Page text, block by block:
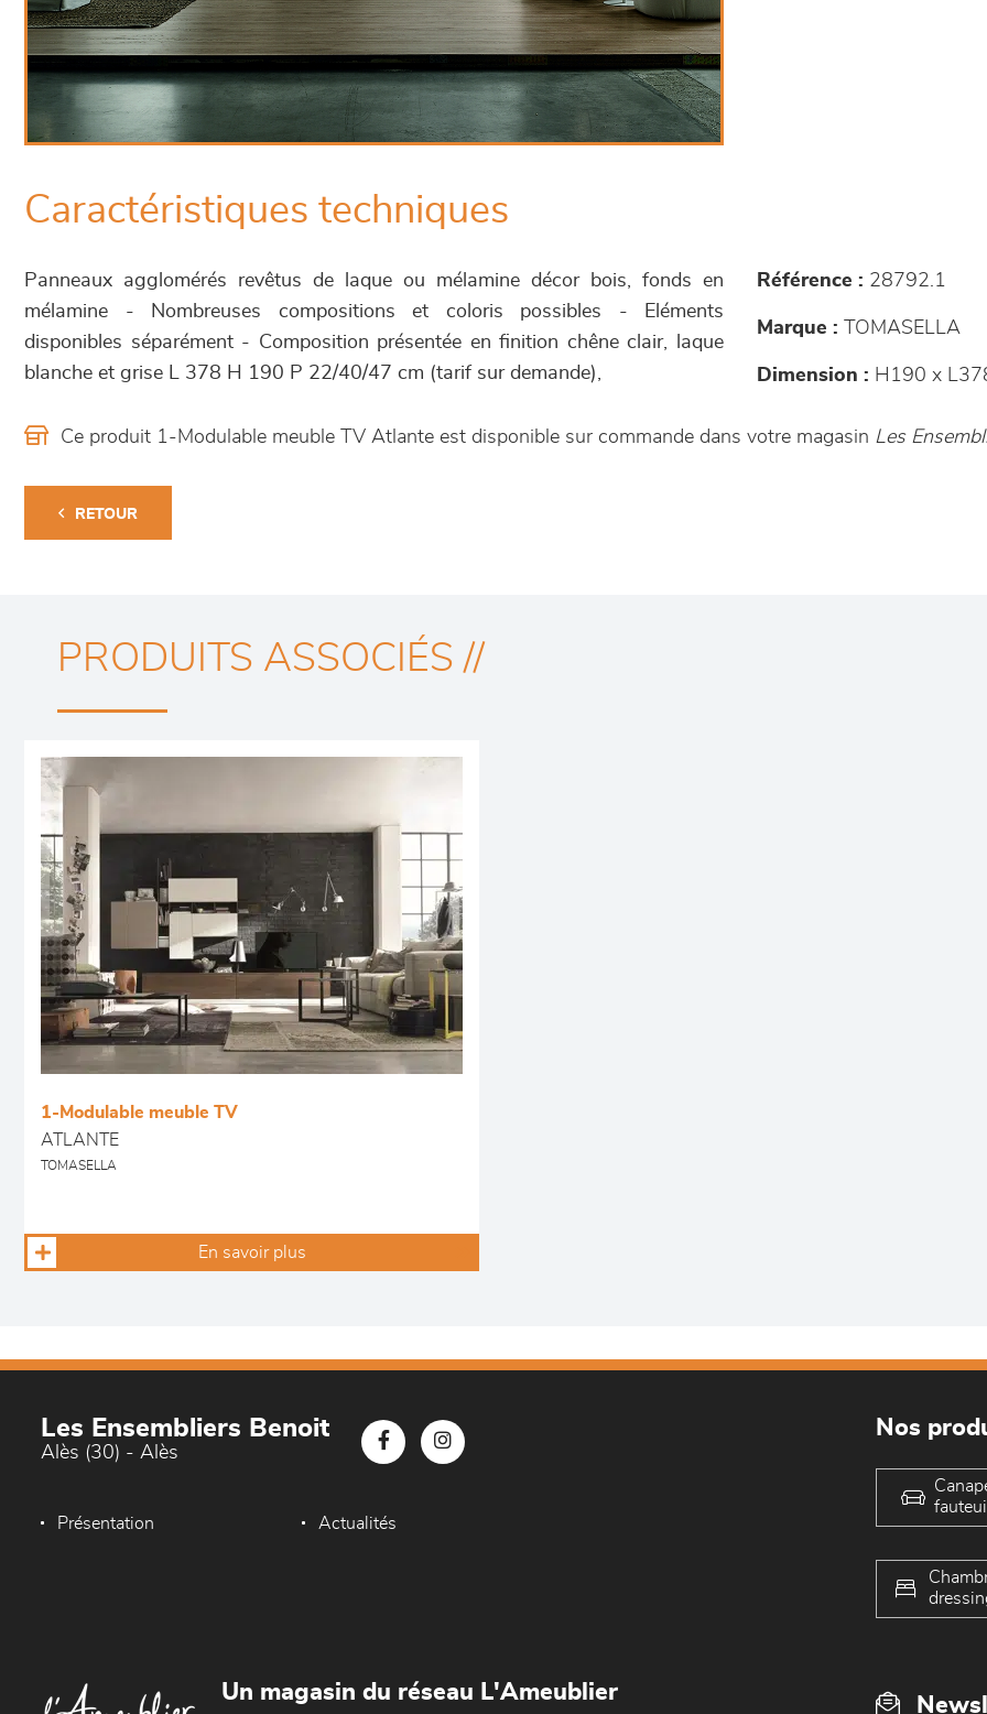
Caractéristiques techniques
Panneaux agglomérés revêtus de laque ou mélamine décor bois, fonds en
mélamine - Nombreuses compositions et coloris possibles - Eléments
disponibles séparément - Composition présentée en finition chêne clair, laque
blanche et grise L 378 H 190 P 22/40/47 cm (tarif sur demande),
Référence : 28792.1
Marque : TOMASELLA
Dimension : H190 x
Ce produit 1-Modulable meuble TV Atlante est disponible sur commande dans votre magasin Les
RETOUR
PRODUITS ASSOCIÉS //
1-Modulable meuble TV
ATLANTE
TOMASELLA
En savoir plus
Les Ensembliers Benoit
Alès (30) - Alès
Présentation Actualités
Nos
Un magasin du réseau L'Ameublier